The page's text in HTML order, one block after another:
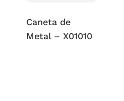
Caneta de
Metal – X01010